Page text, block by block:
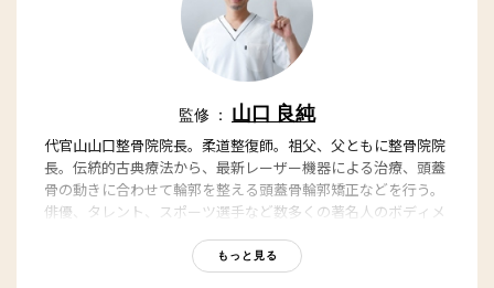
監修 ： 山口 良純
代官山山口整骨院院長。柔道整復師。祖父、父ともに整骨院院
長。伝統的古典療法から、最新レーザー機器による治療、頭蓋
骨の動きに合わせて輪郭を整える頭蓋骨輪郭矯正などを行う。
俳優、タレント、スポーツ選手など数多くの著名人のボディメ
もっと見る